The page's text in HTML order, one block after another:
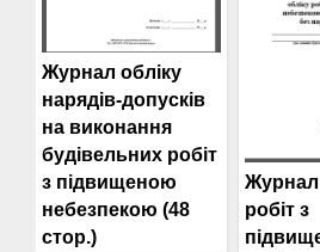
Журнал обліку
нарядів-допусків
на виконання
будівельних робіт
з підвищеною
небезпекою (48
стор.)
Журнал
робіт з